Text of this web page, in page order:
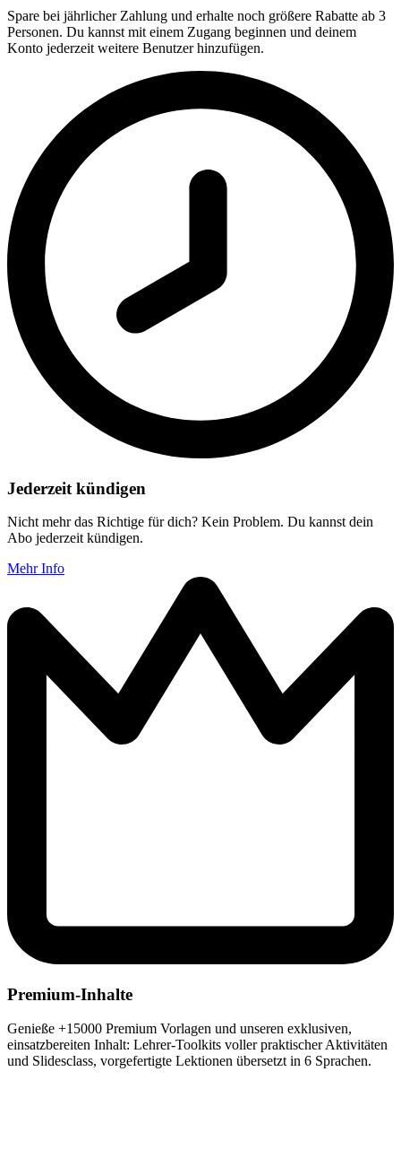
Spare bei jährlicher Zahlung und erhalte noch größere Rabatte ab 3
Personen. Du kannst mit einem Zugang beginnen und deinem
Konto jederzeit weitere Benutzer hinzufügen.
Jederzeit kündigen
Nicht mehr das Richtige für dich? Kein Problem. Du kannst dein
Abo jederzeit kündigen.
Mehr Info
Premium-Inhalte
Genieße +15000 Premium Vorlagen und unseren exklusiven,
einsatzbereiten Inhalt: Lehrer-Toolkits voller praktischer Aktivitäten
und Slidesclass, vorgefertigte Lektionen übersetzt in 6 Sprachen.